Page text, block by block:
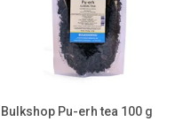
Bulkshop Pu-erh tea 100 g